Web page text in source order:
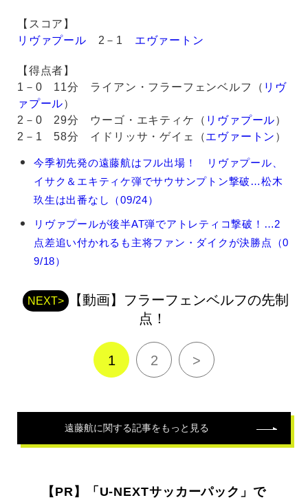
【スコア】
リヴァプール 2－1 エヴァートン
【得点者】
1－0 11分 ライアン・フラーフェンベルフ（ リヴ
ァプール）
2－0 29分 ウーゴ・エキティケ（ リヴァプール）
2－1 58分 イドリッサ・ゲイェ（エヴァートン ）
遠
連
今季初先発の遠藤航はフル出場！ リヴァプール、
イサク＆エキティケ弾でサウサンプトン撃破…松木
玖生は出番なし（09/24）
リヴァプールが後半AT弾でアトレティコ撃破！…2
点差追い付かれるも主将ファン・ダイクが決勝点（0
9/18）
NEXT>
【動画】フラーフェンベルフの先制
点！
1 2 >
遠藤航に関する記事をもっと見る
【PR】「U-NEXTサッカーパック」で